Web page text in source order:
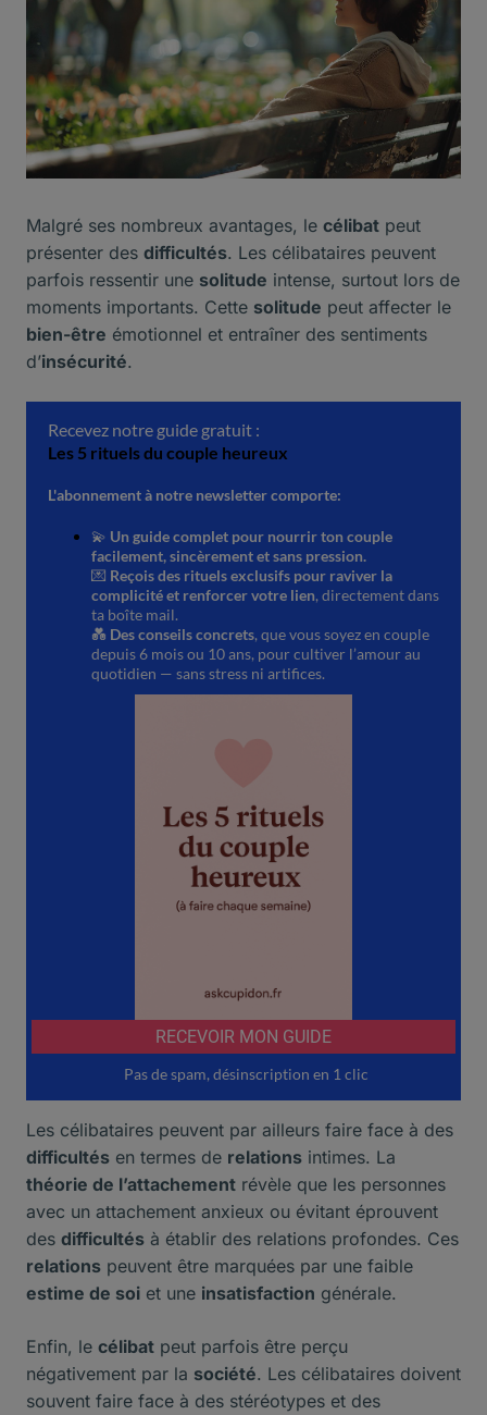
Malgré ses nombreux avantages, le célibat peut
présenter des difficultés. Les célibataires peuvent
parfois ressentir une solitude intense, surtout lors de
moments importants. Cette solitude peut affecter le
bien-être émotionnel et entraîner des sentiments
d’insécurité.
Les célibataires peuvent par ailleurs faire face à des
difficultés en termes de relations intimes. La
théorie de l’attachement révèle que les personnes
avec un attachement anxieux ou évitant éprouvent
des difficultés à établir des relations profondes. Ces
relations peuvent être marquées par une faible
estime de soi et une insatisfaction générale.
Enfin, le célibat peut parfois être perçu
négativement par la société. Les célibataires doivent
souvent faire face à des stéréotypes et des